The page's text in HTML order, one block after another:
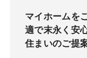
マイホームを
適で末永く安
住まいのご提